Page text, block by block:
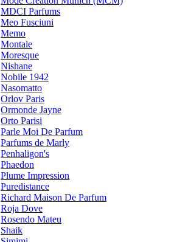
MDCI Parfums
Meo Fusciuni
Memo
Montale
Moresque
Nishane
Nobile 1942
Nasomatto
Orlov Paris
Ormonde Jayne
Orto Parisi
Parle Moi De Parfum
Parfums de Marly
Penhaligon's
Phaedon
Plume Impression
Puredistance
Richard Maison De Parfum
Roja Dove
Rosendo Mateu
Shaik